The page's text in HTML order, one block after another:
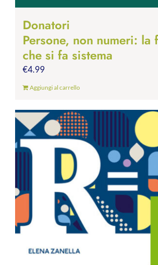
Donatori
Persone, non numeri: la
che si fa sistema
€4.99
Aggiungi al carrello